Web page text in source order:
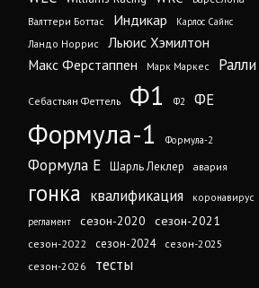
Валттери Боттас
Индикар Карлос Сайнс
Ландо Норрис
Льюис Хэмилтон
Макс Ферстаппен
Марк Маркес Ралли
Себастьян Феттель Ф1 Ф2 ФЕ
Формула-1 Формула-2
Формула Е Шарль Леклер авария
гонка квалификация коронавирус
регламент сезон-2020 сезон-2021
сезон-2022 сезон-2024
сезон-2025
сезон-2026
тесты